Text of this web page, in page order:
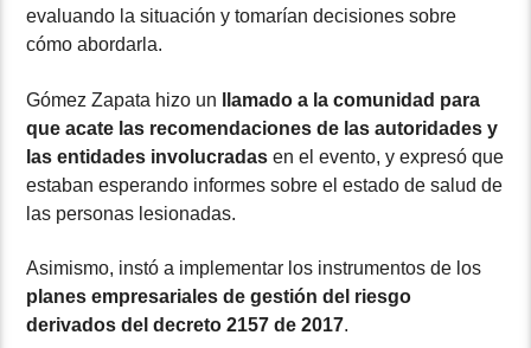
evaluando la situación y tomarían decisiones sobre
cómo abordarla.
Gómez Zapata hizo un
llamado a la comunidad para
que acate las recomendaciones de las autoridades y
las entidades involucradas en el evento, y expresó que
estaban esperando informes sobre el estado de salud de
las personas lesionadas.
Asimismo, instó a implementar los instrumentos de los
planes empresariales de gestión del riesgo
derivados del decreto 2157 de 2017.